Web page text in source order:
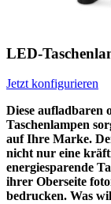
LED-
Jetzt konfigurieren
Diese aufladbaren
Taschenlampen
auf Ihre Marke.
nicht nur eine
energiesparende
ihrer Oberseite
bedrucken. Was